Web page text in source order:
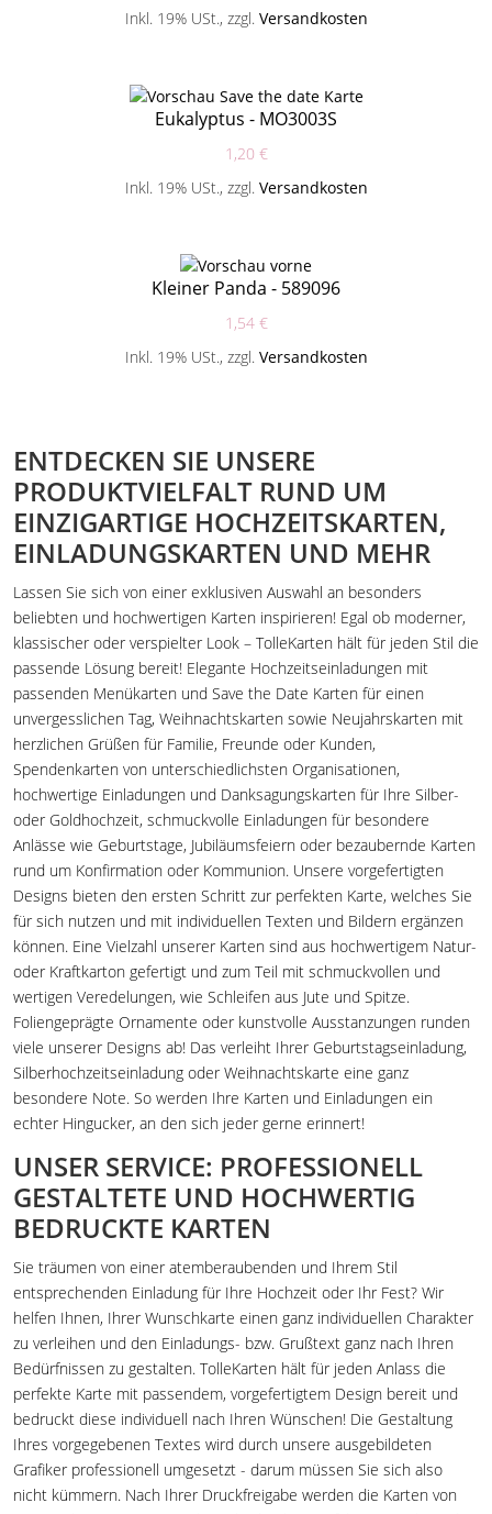
Inkl. 19% USt., zzgl. Versandkosten
Eukalyptus - MO3003S
1,20 €
Inkl. 19% USt., zzgl. Versandkosten
Kleiner Panda - 589096
1,54 €
Inkl. 19% USt., zzgl. Versandkosten
ENTDECKEN SIE UNSERE
PRODUKTVIELFALT RUND UM
EINZIGARTIGE HOCHZEITSKARTEN,
EINLADUNGSKARTEN UND MEHR
Lassen Sie sich von einer exklusiven Auswahl an besonders
beliebten und hochwertigen Karten inspirieren! Egal ob moderner,
klassischer oder verspielter Look – TolleKarten hält für jeden Stil die
passende Lösung bereit! Elegante Hochzeitseinladungen mit
passenden Menükarten und Save the Date Karten für einen
unvergesslichen Tag, Weihnachtskarten sowie Neujahrskarten mit
herzlichen Grüßen für Familie, Freunde oder Kunden,
Spendenkarten von unterschiedlichsten Organisationen,
hochwertige Einladungen und Danksagungskarten für Ihre Silber-
oder Goldhochzeit, schmuckvolle Einladungen für besondere
Anlässe wie Geburtstage, Jubiläumsfeiern oder bezaubernde Karten
rund um Konfirmation oder Kommunion. Unsere vorgefertigten
Designs bieten den ersten Schritt zur perfekten Karte, welches Sie
für sich nutzen und mit individuellen Texten und Bildern ergänzen
können. Eine Vielzahl unserer Karten sind aus hochwertigem Natur-
oder Kraftkarton gefertigt und zum Teil mit schmuckvollen und
wertigen Veredelungen, wie Schleifen aus Jute und Spitze.
Foliengeprägte Ornamente oder kunstvolle Ausstanzungen runden
viele unserer Designs ab! Das verleiht Ihrer Geburtstagseinladung,
Silberhochzeitseinladung oder Weihnachtskarte eine ganz
besondere Note. So werden Ihre Karten und Einladungen ein
echter Hingucker, an den sich jeder gerne erinnert!
UNSER SERVICE: PROFESSIONELL
GESTALTETE UND HOCHWERTIG
BEDRUCKTE KARTEN
Sie träumen von einer atemberaubenden und Ihrem Stil
entsprechenden Einladung für Ihre Hochzeit oder Ihr Fest? Wir
helfen Ihnen, Ihrer Wunschkarte einen ganz individuellen Charakter
zu verleihen und den Einladungs- bzw. Grußtext ganz nach Ihren
Bedürfnissen zu gestalten. TolleKarten hält für jeden Anlass die
perfekte Karte mit passendem, vorgefertigtem Design bereit und
bedruckt diese individuell nach Ihren Wünschen! Die Gestaltung
Ihres vorgegebenen Textes wird durch unsere ausgebildeten
Grafiker professionell umgesetzt - darum müssen Sie sich also
nicht kümmern. Nach Ihrer Druckfreigabe werden die Karten von